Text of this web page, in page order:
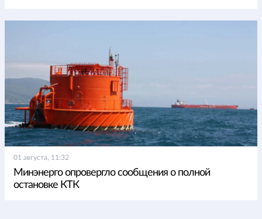
01 августа, 11:32
Минэнерго опровергло сообщения о полной
остановке КТК